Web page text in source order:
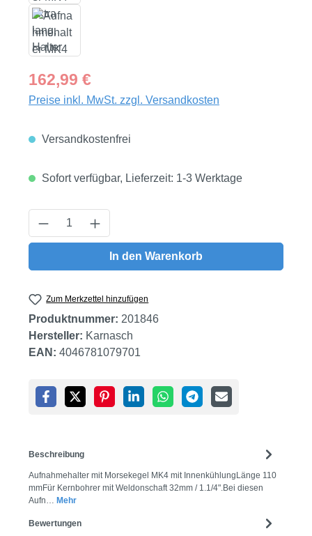
Regulärer Preis:
162,99 €
Preise inkl. MwSt. zzgl. Versandkosten
Versandkostenfrei
Sofort verfügbar, Lieferzeit: 1-3 Werktage
Produkt Anzahl: Gib den gewünschten
In den Warenkorb
Zum Merkzettel hinzufügen
Produktnummer: 201846
Hersteller: Karnasch
EAN: 4046781079701
Beschreibung
Aufnahmehalter mit Morsekegel MK4 mit InnenkühlungLänge 110
mmFür Kernbohrer mit Weldonschaft 32mm / 1.1/4".Bei diesen
Aufn… Mehr
Bewertungen